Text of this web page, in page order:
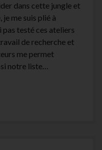
dans cette jungle et
me suis plié à
pas testé ces ateliers
de recherche et
me permet
notre liste…